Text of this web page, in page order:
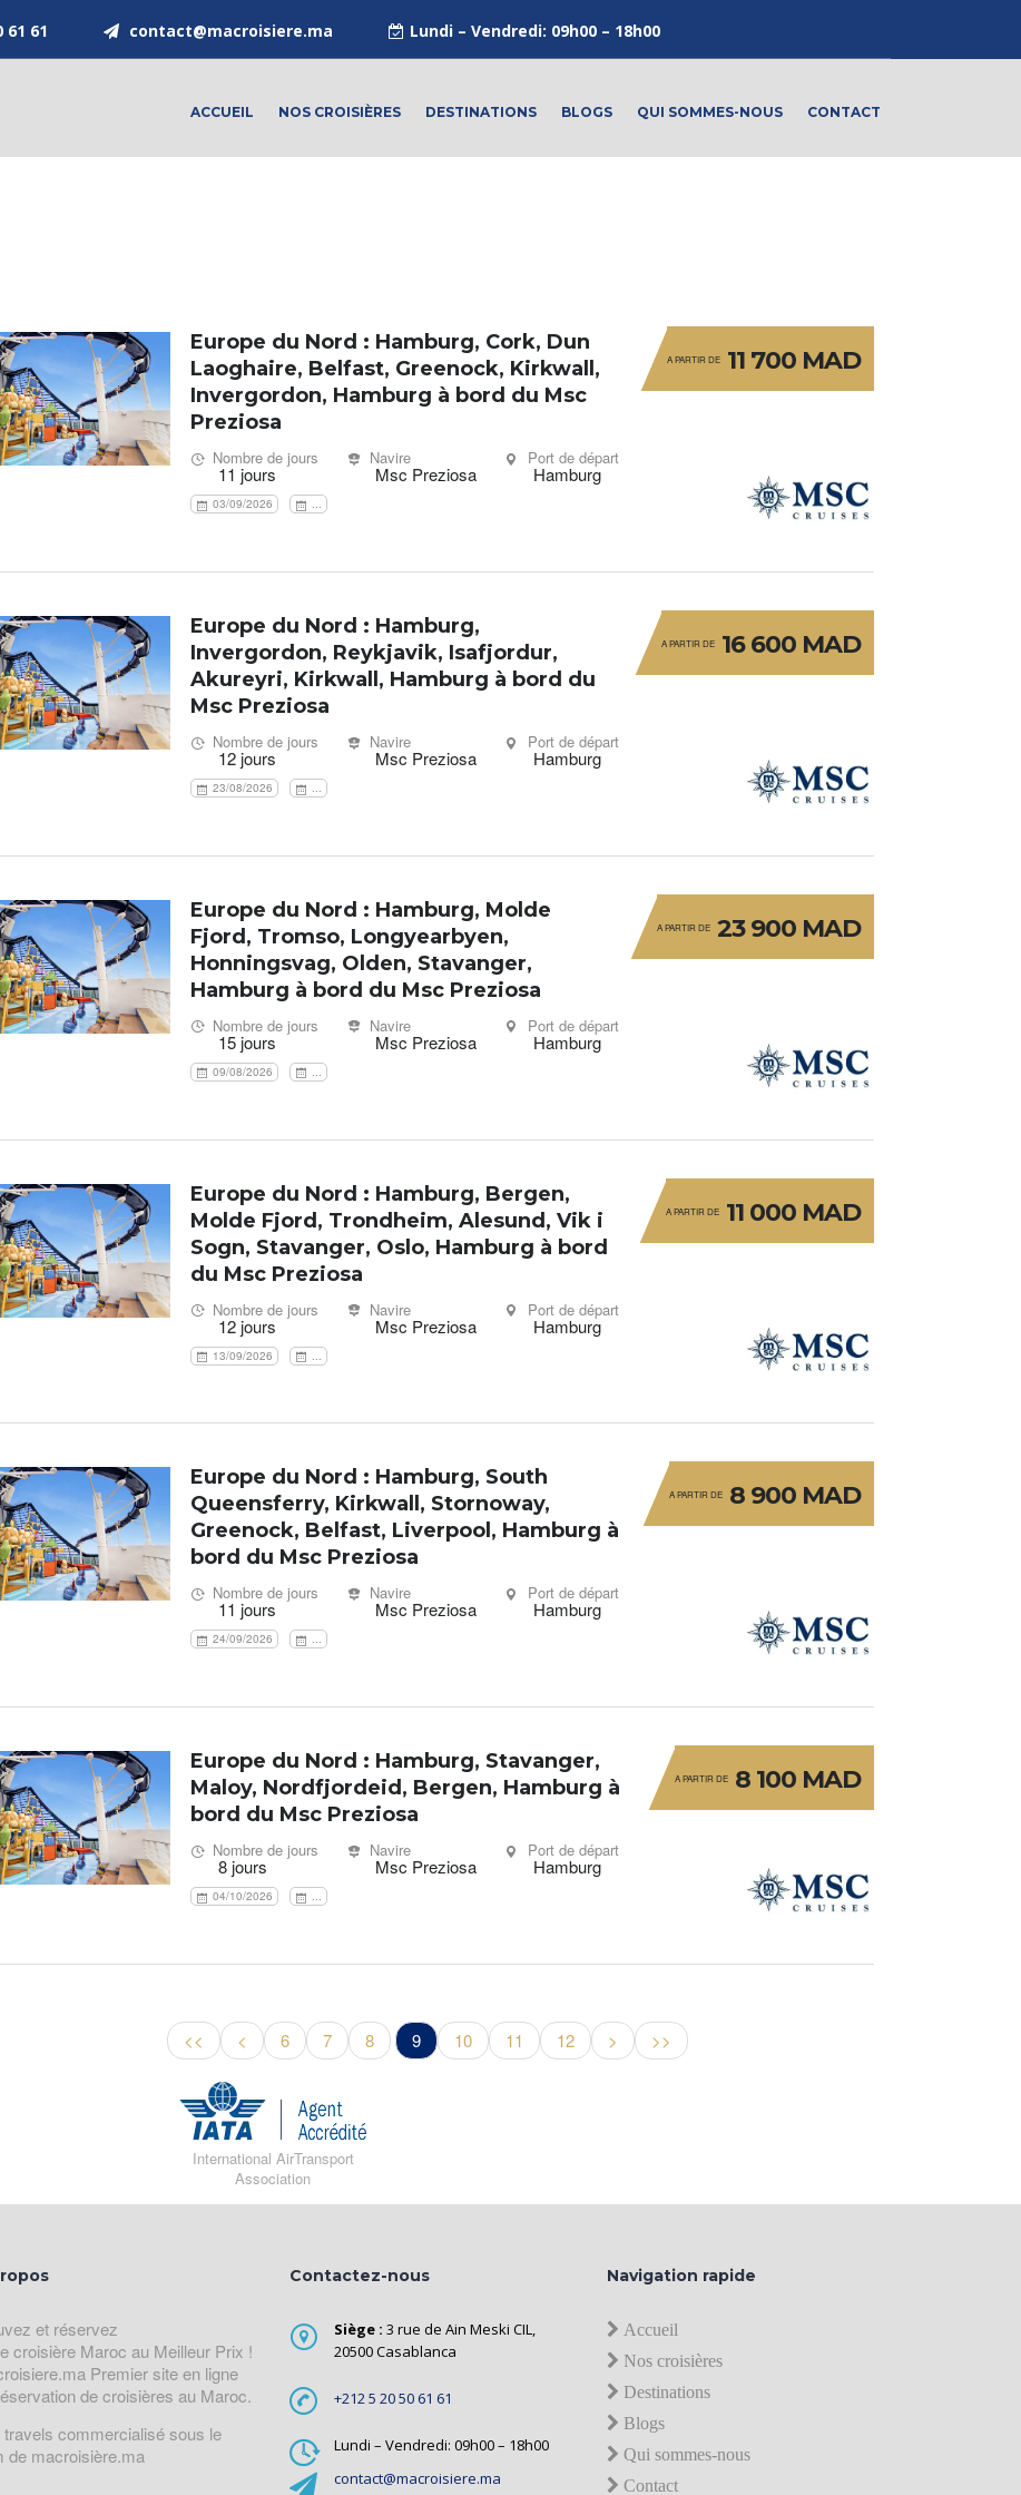
Lundi – Vendredi: 09h00 – 18h00
contact@macroisiere.ma
61 61
ACCUEIL NOS CROISIÈRES DESTINATIONS BLOGS QUI SOMMES-NOUS CONTACT
A PARTIR DE 11 700 MAD
Europe du Nord : Hamburg, Cork, Dun
Laoghaire, Belfast, Greenock, Kirkwall,
Invergordon, Hamburg à bord du Msc
Preziosa
Nombre de jours
11 jours
Navire
Msc Preziosa
Port de départ
Hamburg
03/09/2026 ...
A PARTIR DE 16 600 MAD
Europe du Nord : Hamburg,
Invergordon, Reykjavik, Isafjordur,
Akureyri, Kirkwall, Hamburg à bord du
Msc Preziosa
Nombre de jours
12 jours
Navire
Msc Preziosa
Port de départ
Hamburg
23/08/2026 ...
A PARTIR DE 23 900 MAD
Europe du Nord : Hamburg, Molde
Fjord, Tromso, Longyearbyen,
Honningsvag, Olden, Stavanger,
Hamburg à bord du Msc Preziosa
Nombre de jours
15 jours
Navire
Msc Preziosa
Port de départ
Hamburg
09/08/2026 ...
A PARTIR DE 11 000 MAD
Europe du Nord : Hamburg, Bergen,
Molde Fjord, Trondheim, Alesund, Vik i
Sogn, Stavanger, Oslo, Hamburg à bord
du Msc Preziosa
Nombre de jours
12 jours
Navire
Msc Preziosa
Port de départ
Hamburg
13/09/2026
A PARTIR DE 8 900 MAD
Europe du Nord : Hamburg, South
Queensferry, Kirkwall, Stornoway,
Greenock, Belfast, Liverpool, Hamburg à
bord du Msc Preziosa
Nombre de jours
11 jours
Navire
Msc Preziosa
Port de départ
Hamburg
24/09/2026 ...
A PARTIR DE 8 100 MAD
Europe du Nord : Hamburg, Stavanger,
Maloy, Nordfjordeid, Bergen, Hamburg à
bord du Msc Preziosa
Nombre de jours
8 jours
Navire
Msc Preziosa
Port de départ
Hamburg
04/10/2026 ...
<< < 6 7 8 9 10 11 12 > >>
International AirTransport
Association
et réservez
croisière Maroc au Meilleur Prix !
Premier site en ligne
de croisières au Maroc.
travels commercialisé sous le
de macroisière.ma
Contactez-nous
Siège : 3 rue de Ain Meski CIL,
20500 Casablanca
+212 5 20 50 61 61
Lundi – Vendredi: 09h00 – 18h00
contact@macroisiere.ma
Navigation rapide
Accueil
Nos croisières
Destinations
Blogs
Qui sommes-nous
Contact